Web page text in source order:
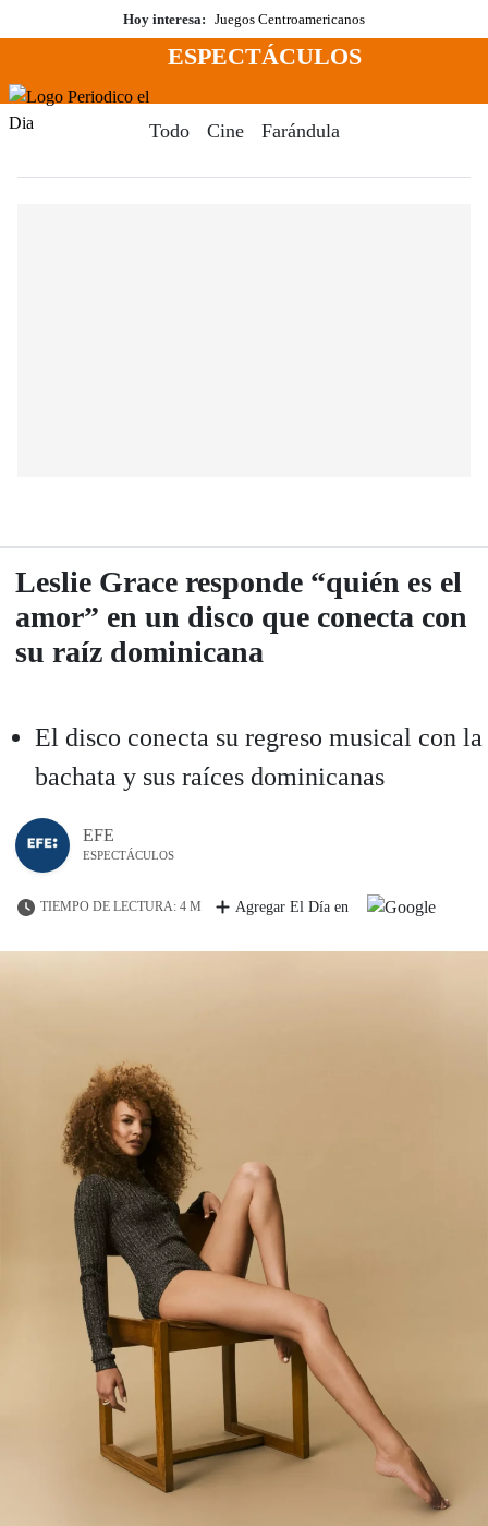
al
Hoy interesa: Juegos Centroamericanos
Menú
ESPECTÁCULOS
Todo Cine Farándula
Leslie Grace responde “quién es el
amor” en un disco que conecta con
su raíz dominicana
El disco conecta su regreso musical con la
bachata y sus raíces dominicanas
EFE
ESPECTÁCULOS
TIEMPO DE LECTURA: 4 M Agregar El Día en